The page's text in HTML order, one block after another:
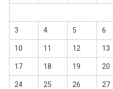
3 4 5 6
10 11 12 13
17 18 19 20
24 25 26 27